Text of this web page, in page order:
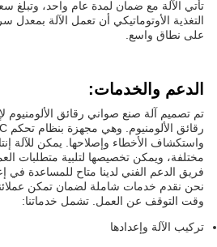
التغذية الأوتوماتيكي أن تعمل الآلة بمعدل
على نطاق واسع.
الدعم والخدمات:
تم تصميم آلة صنع صواني رقائق الألومنيوم
واستكشاف الأخطاء وإصلاحها. يمكن للآلة
مختلفة، ويمكن تخصيصها لتلبية متطلبات
فريق الدعم الفني لدينا متاح للمساعدة في
نحن نقدم خدمات شاملة لضمان تمكن عملائنا
وقت التوقف عن العمل. تشمل خدماتنا:
تركيب الآلة وإعدادها